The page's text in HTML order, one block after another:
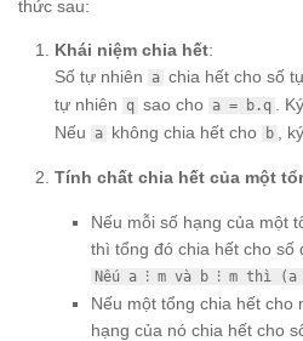
thức sau:
Khái niệm chia hết:
Số tự nhiên
a chia hết cho số
tự nhiên q sao cho a = b.q .
Nếu
a không chia hết cho b ,
Tính chất chia hết của một
Nếu mỗi số hạng của một
thì tổng đó chia hết cho số
Nếu a ⁝ m và b ⁝ m thì (a
Nếu một tổng chia hết cho
hạng của nó chia hết cho